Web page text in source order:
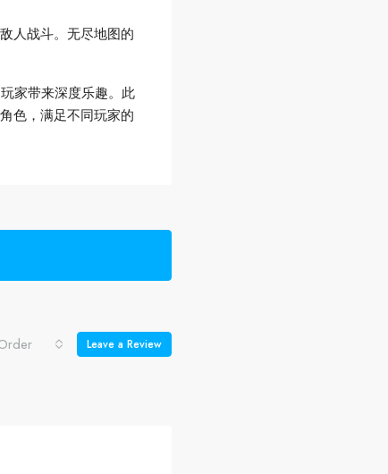
人战斗。无尽地图的
家带来深度乐趣。此
色，满足不同玩家的
Leave a Review